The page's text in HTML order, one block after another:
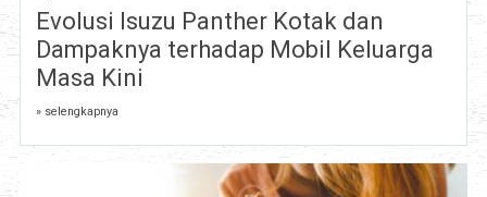
Evolusi Isuzu Panther Kotak dan
Dampaknya terhadap Mobil Keluarga
Masa Kini
» selengkapnya